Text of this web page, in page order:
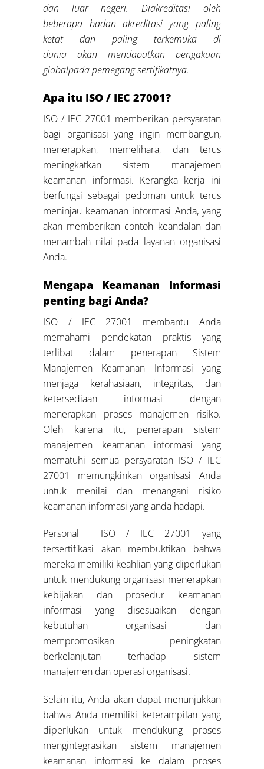
dan luar negeri. Diakreditasi oleh
beberapa badan akreditasi yang paling
ketat dan paling terkemuka di
duniaakan mendapatkan pengakuan
globalpada pemegang sertifikatnya.
Apa itu ISO / IEC 27001?
ISO / IEC 27001 memberikan persyaratan
bagi organisasi yang ingin membangun,
menerapkan, memelihara, dan terus
meningkatkan sistem manajemen
keamanan informasi. Kerangka kerja ini
berfungsi sebagai pedoman untuk terus
meninjau keamanan informasi Anda, yang
akan memberikan contoh keandalan dan
menambah nilai pada layanan organisasi
Anda.
Mengapa Keamanan Informasi
penting bagi Anda?
ISO / IEC 27001 membantu Anda
memahami pendekatan praktis yang
terlibat dalam penerapan Sistem
Manajemen Keamanan Informasi yang
menjaga kerahasiaan, integritas, dan
ketersediaan informasi dengan
menerapkan proses manajemen risiko.
Oleh karena itu, penerapan sistem
manajemen keamanan informasi yang
mematuhi semua persyaratan ISO / IEC
27001 memungkinkan organisasi Anda
untuk menilai dan menangani risiko
keamanan informasi yang anda hadapi.
Personal ISO / IEC 27001 yang
tersertifikasi akan membuktikan bahwa
mereka memiliki keahlian yang diperlukan
untuk mendukung organisasi menerapkan
kebijakan dan prosedur keamanan
informasi yang disesuaikan dengan
kebutuhan organisasi dan
mempromosikan peningkatan
berkelanjutan terhadap sistem
manajemen dan operasi organisasi.
Selain itu, Anda akan dapat menunjukkan
bahwa Anda memiliki keterampilan yang
diperlukan untuk mendukung proses
mengintegrasikan sistem manajemen
keamanan informasi ke dalam proses